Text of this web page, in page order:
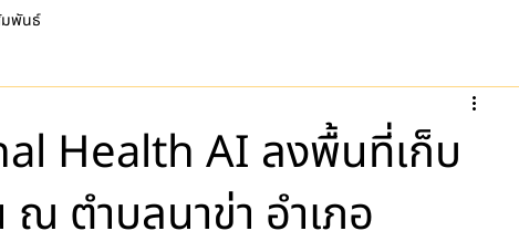
มพันธ์
Health AI ลงพื้นที่เก็บ
ตำบลนาข่า อำเภอ